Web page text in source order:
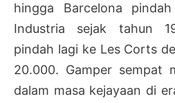
hingga Barcelona
Industria sejak tahun
pindah lagi ke Les Corts
20.000. Gamper sempat
dalam masa kejayaan di